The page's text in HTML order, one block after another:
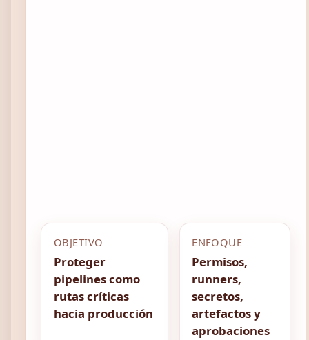
OBJETIVO
Proteger
pipelines como
rutas críticas
hacia producción
ENFOQUE
Permisos,
runners,
secretos,
artefactos y
aprobaciones